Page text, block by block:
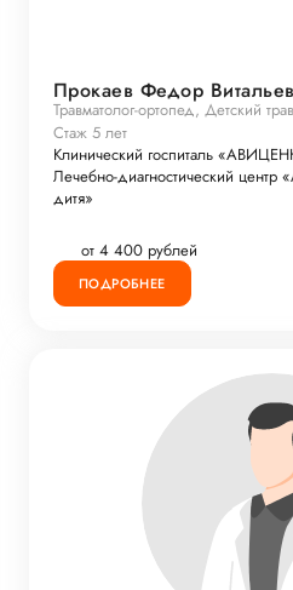
Прокаев Федор
Травматолог-ортопед, Детский
Стаж 5 лет
Клинический госпиталь
Лечебно-диагностический
дитя»
от 4 400 рублей
ПОДРОБНЕЕ